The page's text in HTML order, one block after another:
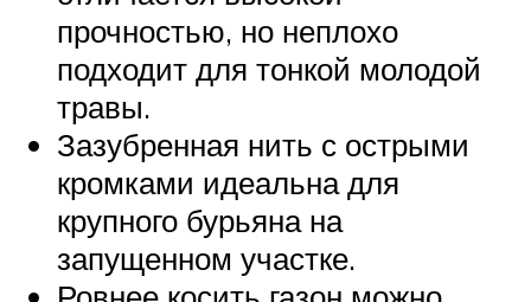
прочностью, но неплохо
подходит для тонкой молодой
травы.
Зазубренная нить с острыми
кромками идеальна для
крупного бурьяна на
запущенном участке.